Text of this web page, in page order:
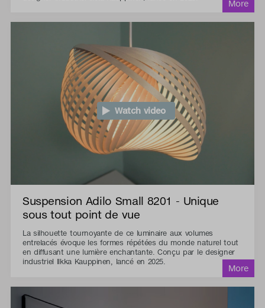
Watch video
Suspension Adilo Small 8201 - Unique
sous tout point de vue
La silhouette tournoyante de ce luminaire aux volumes
entrelacés évoque les formes répétées du monde naturel tout
en diffusant une lumière enchantante. Conçu par le designer
industriel Ilkka Kauppinen, lancé en 2025.